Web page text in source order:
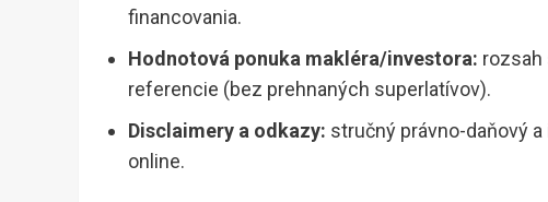
financovania.
Hodnotová ponuka makléra/investora: rozsah
referencie (bez prehnaných superlatívov).
Disclaimery a odkazy: stručný právno-daňový
online.